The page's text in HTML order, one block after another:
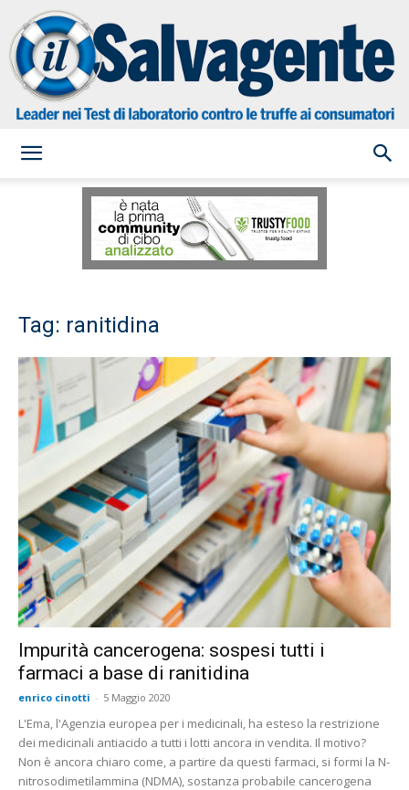
Salvagente
Tag: ranitidina
Impurità cancerogena: sospesi tutti i
farmaci a base di ranitidina
enrico cinotti - 5 Maggio 2020
L'Ema, l'Agenzia europea per i medicinali, ha esteso la restrizione
dei medicinali antiacido a tutti i lotti ancora in vendita. Il motivo?
Non è ancora chiaro come, a partire da questi farmaci, si formi la N-
nitrosodimetilammina (NDMA), sostanza probabile cancerogena